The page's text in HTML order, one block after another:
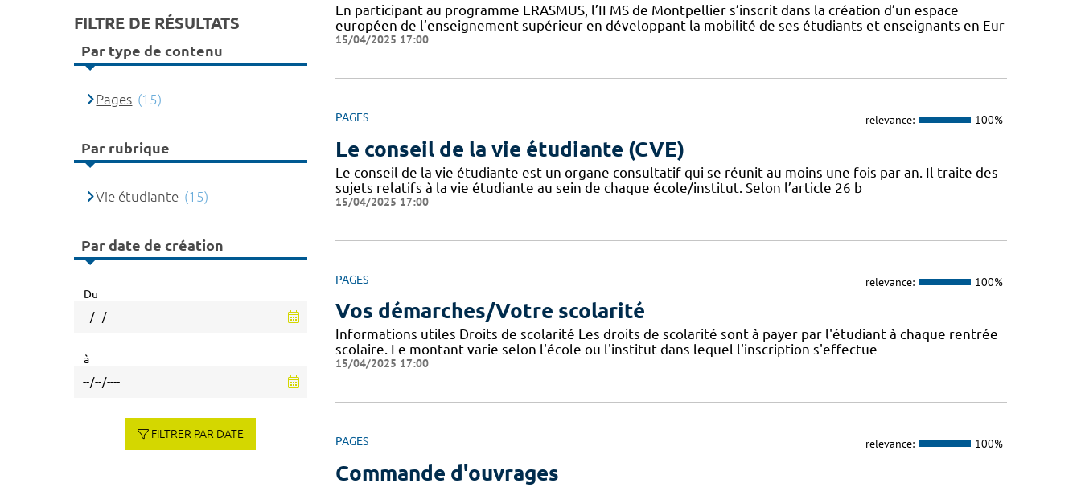
En participant au programme ERASMUS, l’IFMS de Montpellier s’inscrit dans la création d’un espace
européen de l’enseignement supérieur en développant la mobilité de ses étudiants et enseignants en Eur
15/04/2025 17:00
PAGES relevance: 100%
Le conseil de la vie étudiante (CVE)
Le conseil de la vie étudiante est un organe consultatif qui se réunit au moins une fois par an. Il traite des
sujets relatifs à la vie étudiante au sein de chaque école/institut. Selon l’article 26 b
15/04/2025 17:00
PAGES relevance: 100%
Vos démarches/Votre scolarité
Informations utiles Droits de scolarité Les droits de scolarité sont à payer par l'étudiant à chaque rentrée
scolaire. Le montant varie selon l'école ou l'institut dans lequel l'inscription s'effectue
15/04/2025 17:00
PAGES relevance: 100%
Commande d'ouvrages
FILTRE DE RÉSULTATS
Par type de contenu
Pages (15)
Par rubrique
Vie étudiante (15)
Par date de création
Du
à
FILTRER PAR DATE